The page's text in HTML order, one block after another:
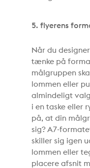
5. flyerens
Når du
tænke på
målgruppen
lommen eller
almindeligt
i en taske eller
på, at din
sig? A7-
skiller sig igen
lommen eller
placere afsnit